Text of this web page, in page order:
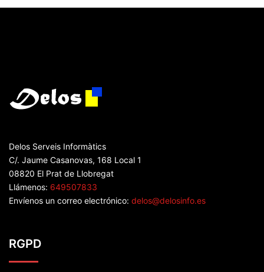
Delos Serveis Informàtics
C/. Jaume Casanovas, 168 Local 1
08820 El Prat de Llobregat
Llámenos: 649507833
Envíenos un correo electrónico: delos@delosinfo.es
RGPD